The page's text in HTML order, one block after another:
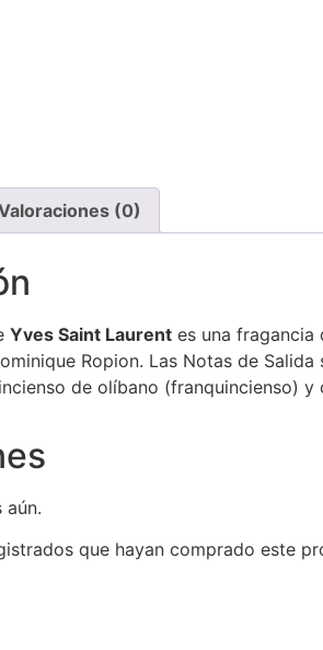
(0)
Yves Saint Laurent es una
Ropion. Las Notas de
de olíbano (franquincienso) y
aún.
que hayan comprado este